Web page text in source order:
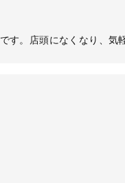
。店頭になくなり、気